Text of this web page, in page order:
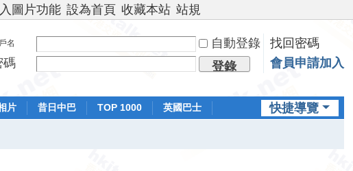
圖片功能 設為首頁 收藏本站 站規
名 自動登錄
找回密碼
碼
登錄 會員申請加入
快捷導覽
片 昔日中巴 TOP 1000
英國巴士